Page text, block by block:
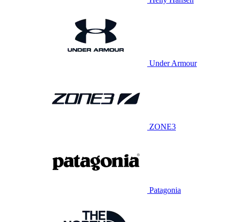
Under Armour
ZONE3
Patagonia